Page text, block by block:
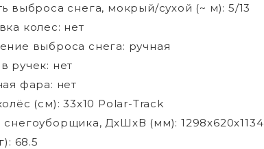
выброса снега, мокрый/сухой (~ м): 5/13
колес: нет
выброса снега: ручная
ручек: нет
фара: нет
(см): 33x10 Polar-Track
ДxШxВ (мм): 1298x620x1134
68.5